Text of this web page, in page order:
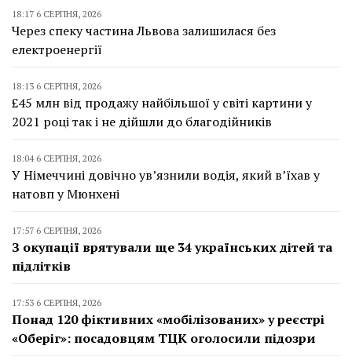
18:17 6 СЕРПНЯ, 2026
Через спеку частина Львова залишилася без
електроенергії
18:13 6 СЕРПНЯ, 2026
£45 млн від продажу найбільшої у світі картини у
2021 році так і не дійшли до благодійників
18:04 6 СЕРПНЯ, 2026
У Німеччині довічно ув’язнили водія, який в’їхав у
натовп у Мюнхені
17:57 6 СЕРПНЯ, 2026
З окупації врятували ще 34 українських дітей та
підлітків
17:53 6 СЕРПНЯ, 2026
Понад 120 фіктивних «мобілізованих» у реєстрі
«Оберіг»: посадовцям ТЦК оголосили підозри